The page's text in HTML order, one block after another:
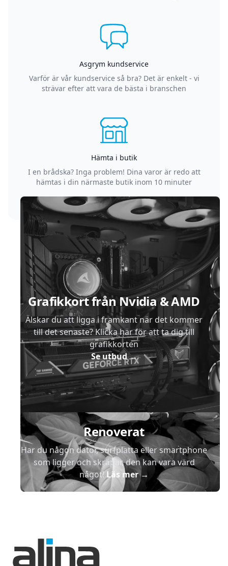
Asgrym kundservice
Varför är vår kundservice så bra? Det är enkelt - vi
strävar efter att vara de bästa i branschen
Hämta i butik
I en brådska? Inga problem! Dina varor är redo att
hämtas i din närmaste butik inom 10 minuter
Grafikkort från Nvidia & AMD
Älskar du att ligga i framkant när det kommer
till det senaste? Klicka här för att ta dig till
grafikkorten
Se utbud→
Renoverat
Har du någon dator, surfplatta eller smartphone
som ligger och skräpar, den kan vara värd
något!Läs mer→